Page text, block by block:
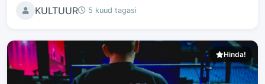
KULTUUR 5 kuud tagasi
Hinda!